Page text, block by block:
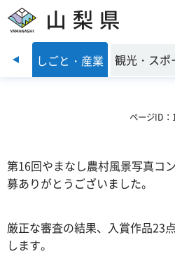
山梨県
前のスライドを表示
境 しごと・産業 観光・スポ
ページID
第16回やまなし農村風景写真コ
募ありがとうございました。
厳正な審査の結果、入賞作品23
します。